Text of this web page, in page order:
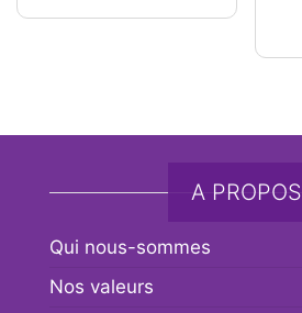
A PROPOS
Qui nous-sommes
Nos valeurs